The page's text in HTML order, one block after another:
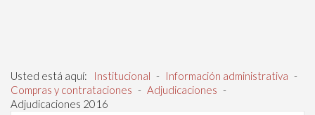
Usted está aquí: Institucional - Información administrativa -
Compras y contrataciones - Adjudicaciones -
Adjudicaciones 2016